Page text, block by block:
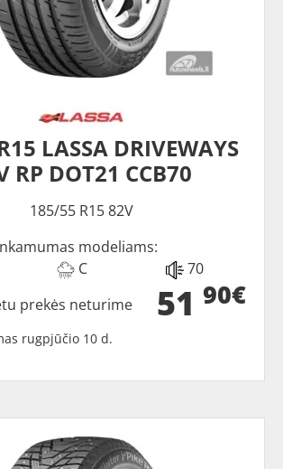
LASSA DRIVEWAYS
RP DOT21 CCB70
185/55 R15 82V
modeliams:
C 70
51 90€
prekės neturime
rugpjūčio 10 d.